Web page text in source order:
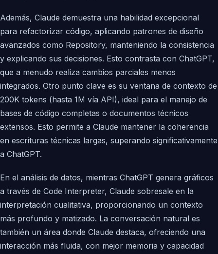
Además, Claude demuestra una habilidad excepcional
para refactorizar código, aplicando patrones de diseño
avanzados como Repository, manteniendo la consistencia
y explicando sus decisiones. Esto contrasta con ChatGPT,
que a menudo realiza cambios parciales menos
integrados. Otro punto clave es su ventana de contexto de
200K tokens (hasta 1M vía API), ideal para el manejo de
bases de código completas o documentos técnicos
extensos. Esto permite a Claude mantener la coherencia
en escrituras técnicas largas, superando significativamente
a ChatGPT.
En el análisis de datos, mientras ChatGPT genera gráficos
a través de Code Interpreter, Claude sobresale en la
interpretación cualitativa, proporcionando un contexto
más profundo y matizado. La conversación natural es
también un área donde Claude destaca, ofreciendo una
interacción más fluida, con mejor memoria y capacidad